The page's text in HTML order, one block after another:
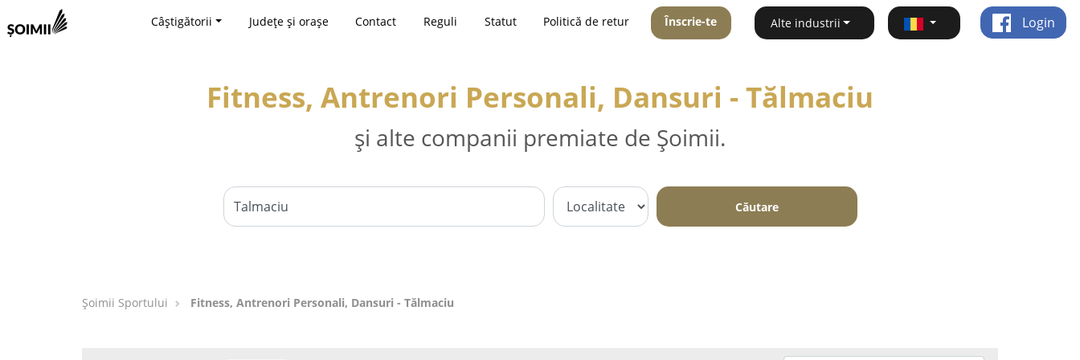
Câștigătorii Județe și orașe Contact Reguli Statut Politică de retur Înscrie-te Alte industrii Login
Fitness, Antrenori Personali, Dansuri - Tălmaciu
și alte companii premiate de Șoimii.
Căutare
Șoimii Sportului Fitness, Antrenori Personali, Dansuri - Tălmaciu